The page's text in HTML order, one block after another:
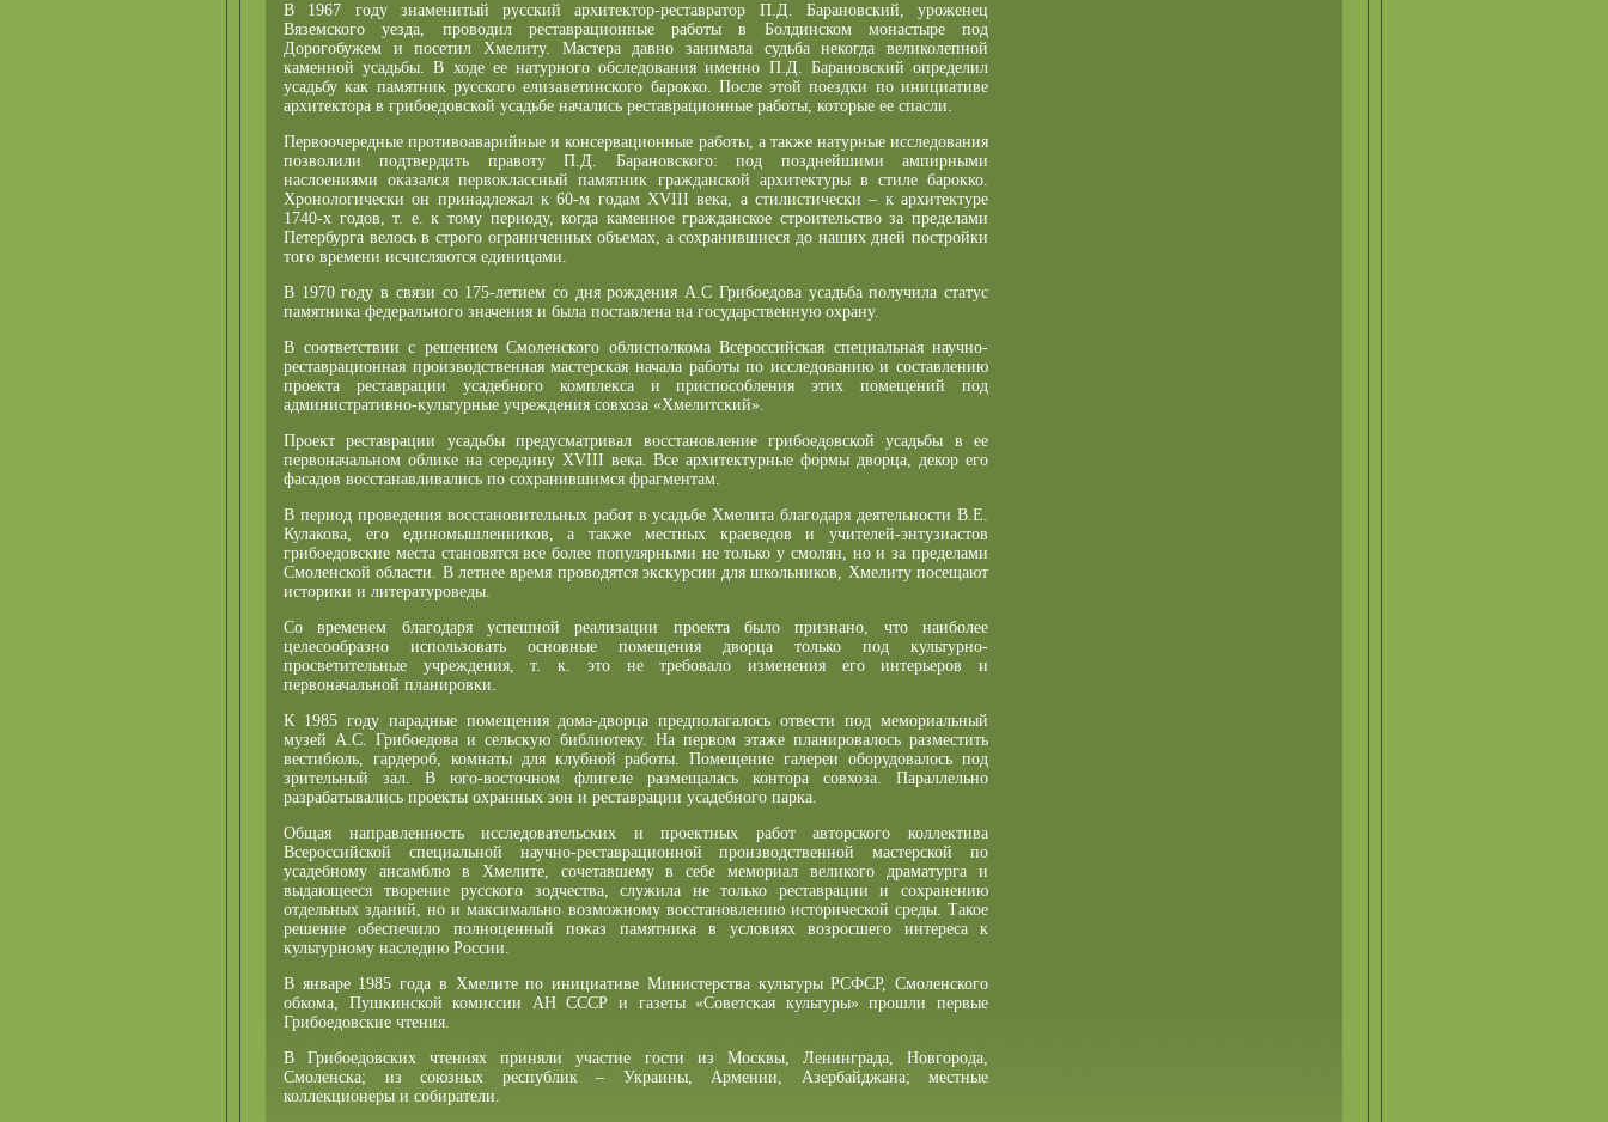
В 1967 году знаменитый русский архитектор-реставратор П.Д. Барановский, уроженец
Вяземского уезда, проводил реставрационные работы в Болдинском монастыре под
Дорогобужем и посетил Хмелиту. Мастера давно занимала судьба некогда великолепной
каменной усадьбы. В ходе ее натурного обследования именно П.Д. Барановский определил
усадьбу как памятник русского елизаветинского барокко. После этой поездки по инициативе
архитектора в грибоедовской усадьбе начались реставрационные работы, которые ее спасли.
Первоочередные противоаварийные и консервационные работы, а также натурные исследования
позволили подтвердить правоту П.Д. Барановского: под позднейшими ампирными
наслоениями оказался первоклассный памятник гражданской архитектуры в стиле барокко.
Хронологически он принадлежал к 60-м годам XVIII века, а стилистически – к архитектуре
1740-х годов, т. е. к тому периоду, когда каменное гражданское строительство за пределами
Петербурга велось в строго ограниченных объемах, а сохранившиеся до наших дней постройки
того времени исчисляются единицами.
В 1970 году в связи со 175-летием со дня рождения А.С Грибоедова усадьба получила статус
памятника федерального значения и была поставлена на государственную охрану.
В соответствии с решением Смоленского облисполкома Всероссийская специальная научно-
реставрационная производственная мастерская начала работы по исследованию и составлению
проекта реставрации усадебного комплекса и приспособления этих помещений под
административно-культурные учреждения совхоза «Хмелитский».
Проект реставрации усадьбы предусматривал восстановление грибоедовской усадьбы в ее
первоначальном облике на середину XVIII века. Все архитектурные формы дворца, декор его
фасадов восстанавливались по сохранившимся фрагментам.
В период проведения восстановительных работ в усадьбе Хмелита благодаря деятельности В.Е.
Кулакова, его единомышленников, а также местных краеведов и учителей-энтузиастов
грибоедовские места становятся все более популярными не только у смолян, но и за пределами
Смоленской области. В летнее время проводятся экскурсии для школьников, Хмелиту посещают
историки и литературоведы.
Со временем благодаря успешной реализации проекта было признано, что наиболее
целесообразно использовать основные помещения дворца только под культурно-
просветительные учреждения, т. к. это не требовало изменения его интерьеров и
первоначальной планировки.
К 1985 году парадные помещения дома-дворца предполагалось отвести под мемориальный
музей А.С. Грибоедова и сельскую библиотеку. На первом этаже планировалось разместить
вестибюль, гардероб, комнаты для клубной работы. Помещение галереи оборудовалось под
зрительный зал. В юго-восточном флигеле размещалась контора совхоза. Параллельно
разрабатывались проекты охранных зон и реставрации усадебного парка.
Общая направленность исследовательских и проектных работ авторского коллектива
Всероссийской специальной научно-реставрационной производственной мастерской по
усадебному ансамблю в Хмелите, сочетавшему в себе мемориал великого драматурга и
выдающееся творение русского зодчества, служила не только реставрации и сохранению
отдельных зданий, но и максимально возможному восстановлению исторической среды. Такое
решение обеспечило полноценный показ памятника в условиях возросшего интереса к
культурному наследию России.
В январе 1985 года в Хмелите по инициативе Министерства культуры РСФСР, Смоленского
обкома, Пушкинской комиссии АН СССР и газеты «Советская культуры» прошли первые
Грибоедовские чтения.
В Грибоедовских чтениях приняли участие гости из Москвы, Ленинграда, Новгорода,
Смоленска; из союзных республик – Украины, Армении, Азербайджана; местные
коллекционеры и собиратели.